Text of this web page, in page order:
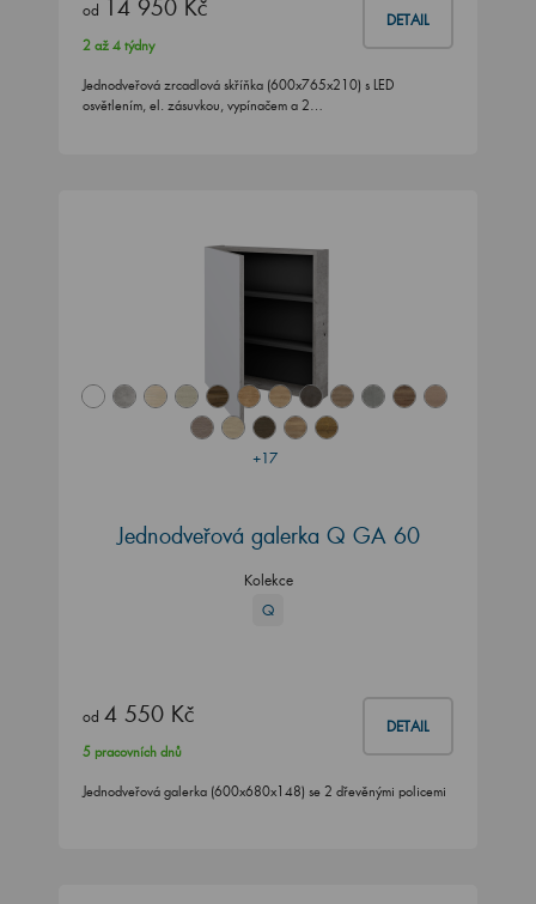
od 14 950 Kč DETAIL
2 až 4 týdny
Jednodveřová zrcadlová skříňka (600x765x210) s LED
osvětlením, el. zásuvkou, vypínačem a 2…
+17
Jednodveřová galerka Q GA 60
Kolekce
Q
od 4 550 Kč DETAIL
5 pracovních dnů
Jednodveřová galerka (600x680x148) se 2 dřevěnými policemi